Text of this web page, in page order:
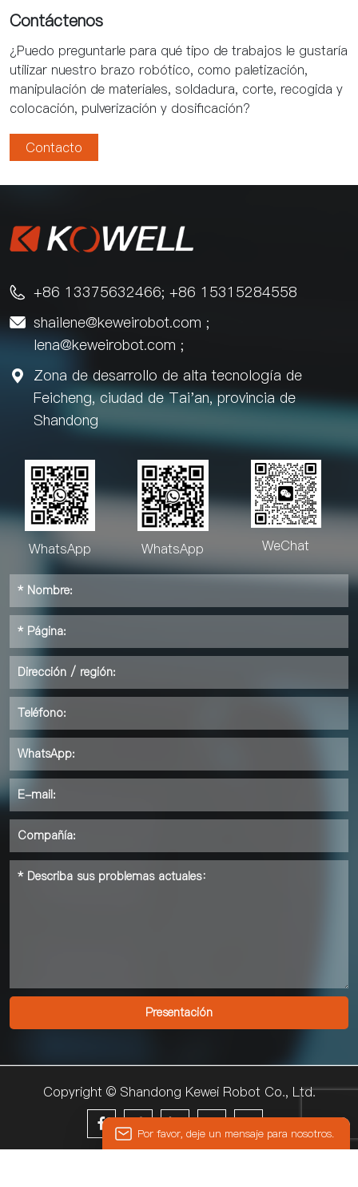
Contáctenos
¿Puedo preguntarle para qué tipo de trabajos le gustaría
utilizar nuestro brazo robótico, como paletización,
manipulación de materiales, soldadura, corte, recogida y
colocación, pulverización y dosificación?
Contacto
 +86 13375632466; +86 15315284558
 shailene@keweirobot.com ;
lena@keweirobot.com ;

Zona de desarrollo de alta tecnología de
Feicheng, ciudad de Tai'an, provincia de
Shandong
WhatsApp WhatsApp WeChat
Copyright © Shandong Kewei Robot Co., Ltd.

© 2024 KEWEI
Por favor, deje un mensaje para nosotros.